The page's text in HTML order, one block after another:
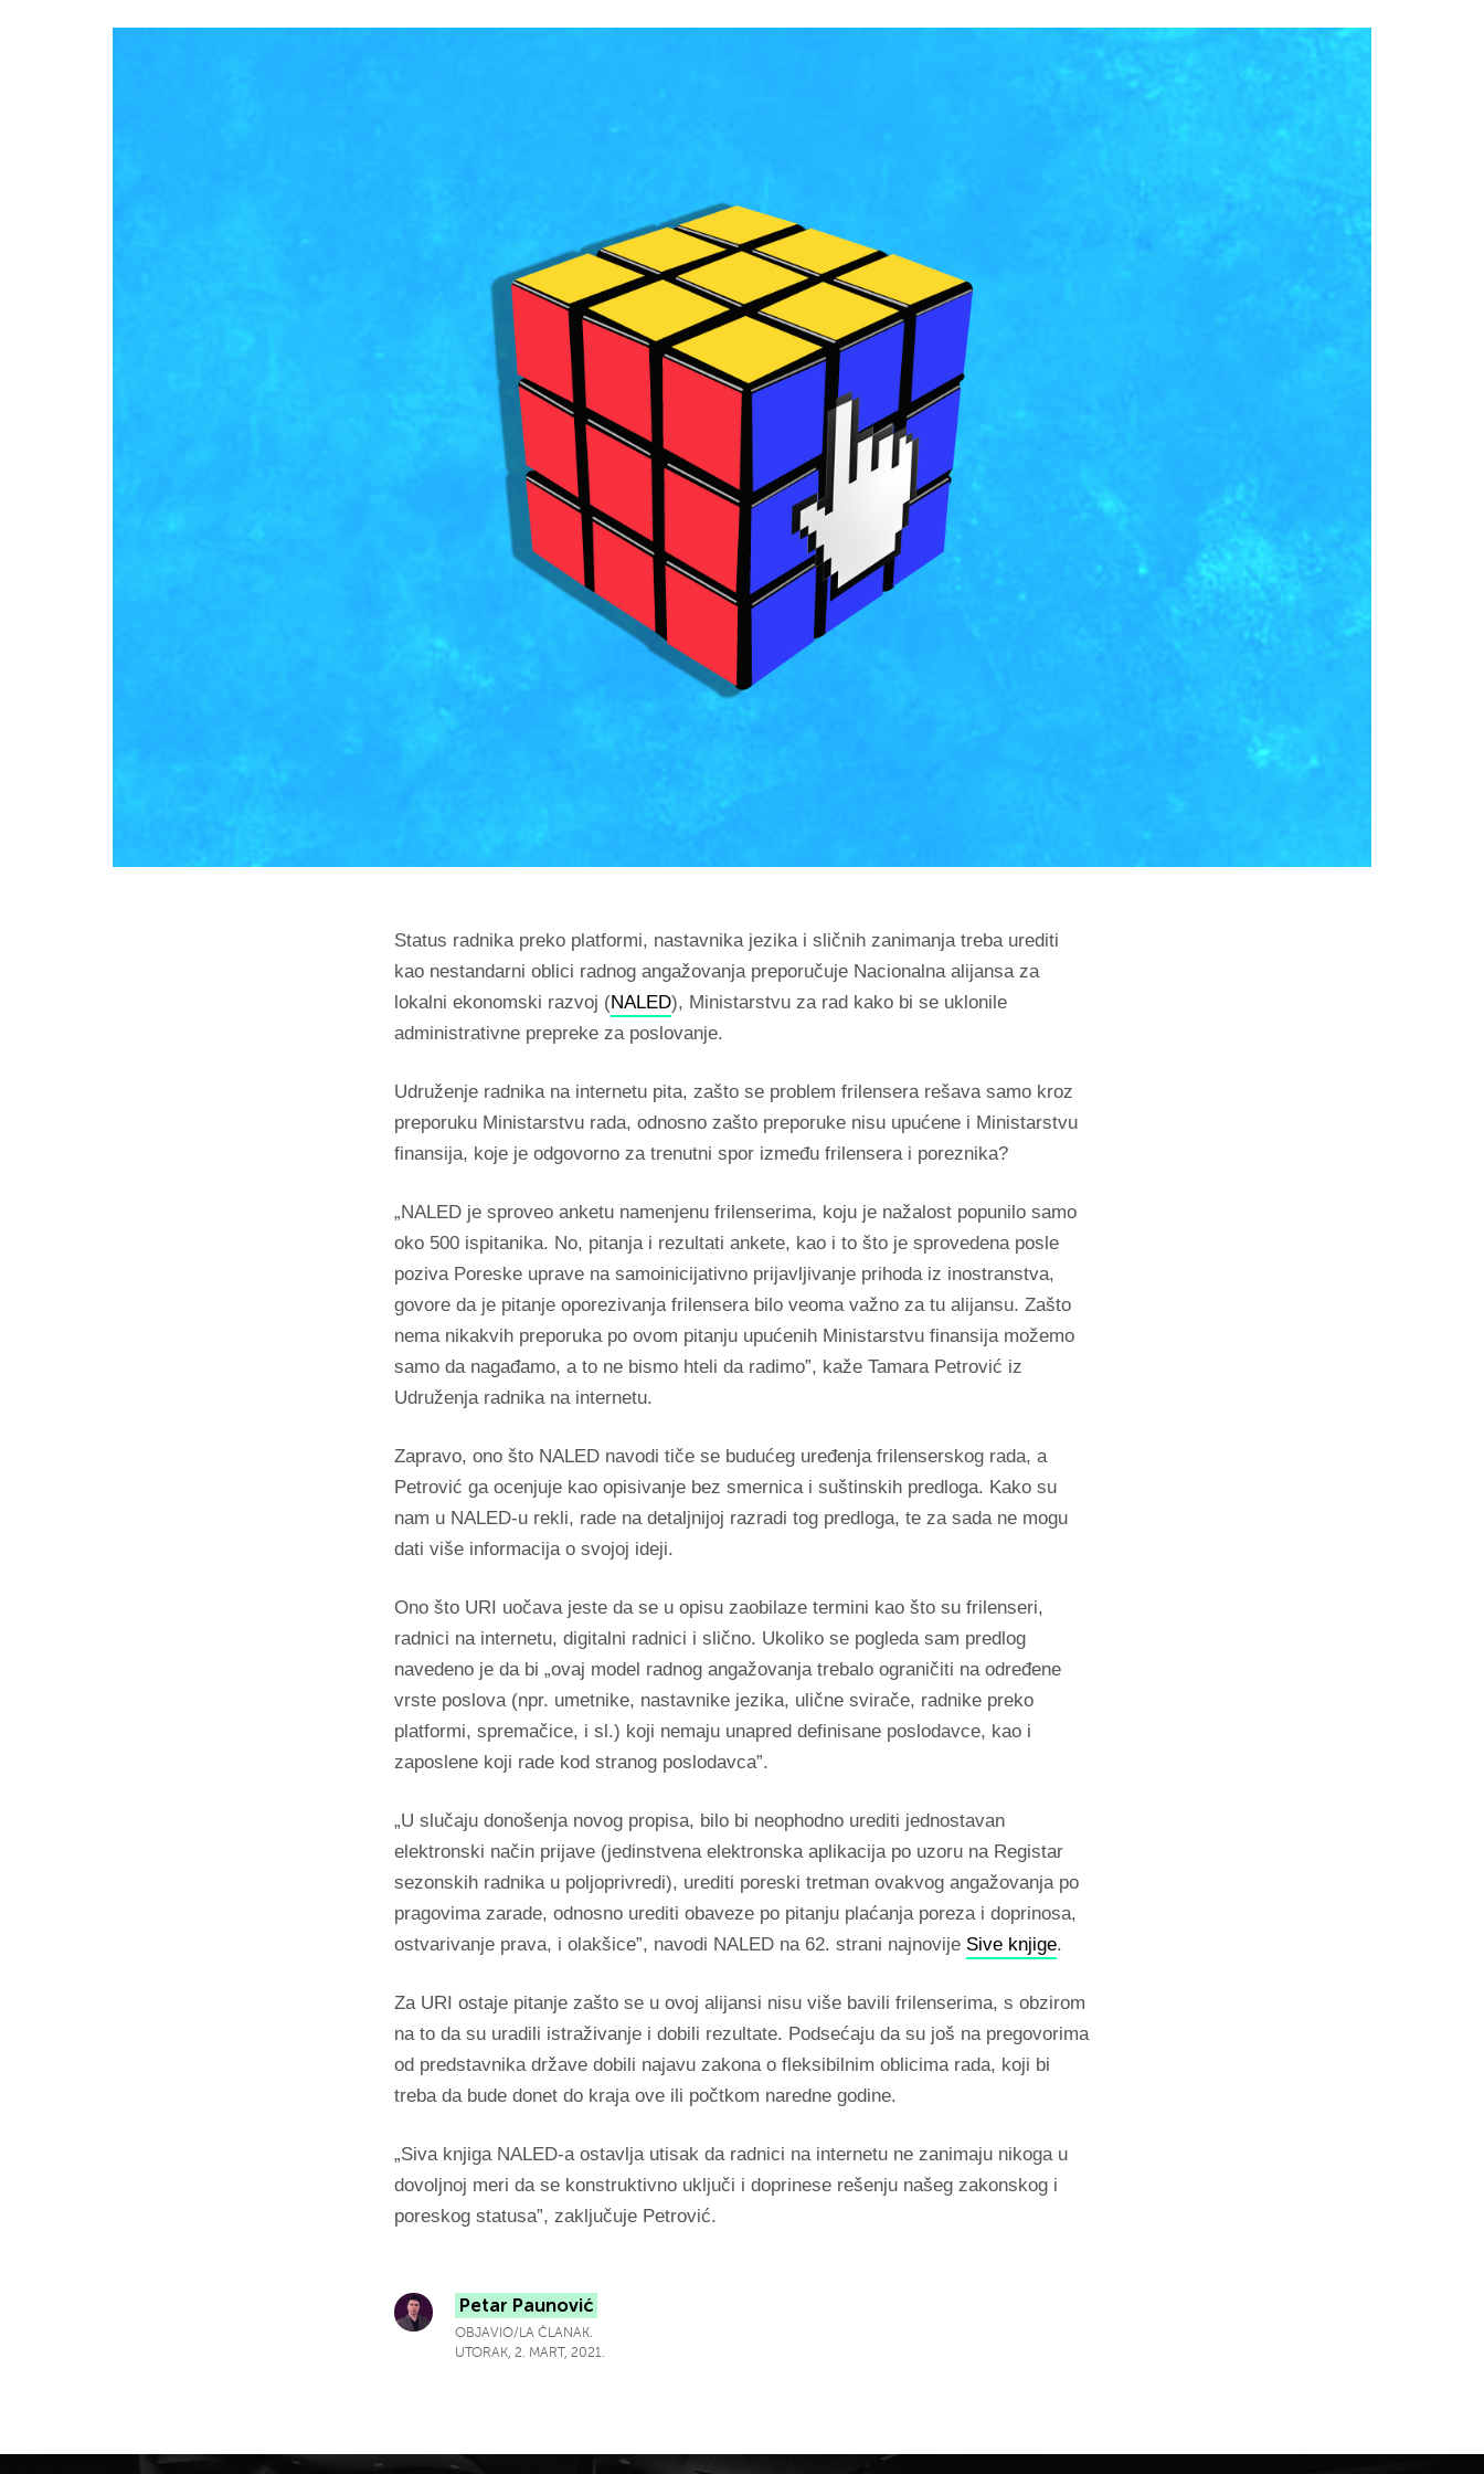
Status radnika preko platformi, nastavnika jezika i sličnih zanimanja treba urediti
kao nestandarni oblici radnog angažovanja preporučuje Nacionalna alijansa za
lokalni ekonomski razvoj (NALED), Ministarstvu za rad kako bi se uklonile
administrativne prepreke za poslovanje.
Udruženje radnika na internetu pita, zašto se problem frilensera rešava samo kroz
preporuku Ministarstvu rada, odnosno zašto preporuke nisu upućene i Ministarstvu
finansija, koje je odgovorno za trenutni spor između frilensera i poreznika?
„NALED je sproveo anketu namenjenu frilenserima, koju je nažalost popunilo samo
oko 500 ispitanika. No, pitanja i rezultati ankete, kao i to što je sprovedena posle
poziva Poreske uprave na samoinicijativno prijavljivanje prihoda iz inostranstva,
govore da je pitanje oporezivanja frilensera bilo veoma važno za tu alijansu. Zašto
nema nikakvih preporuka po ovom pitanju upućenih Ministarstvu finansija možemo
samo da nagađamo, a to ne bismo hteli da radimo”, kaže Tamara Petrović iz
Udruženja radnika na internetu.
Zapravo, ono što NALED navodi tiče se budućeg uređenja frilenserskog rada, a
Petrović ga ocenjuje kao opisivanje bez smernica i suštinskih predloga. Kako su
nam u NALED-u rekli, rade na detaljnijoj razradi tog predloga, te za sada ne mogu
dati više informacija o svojoj ideji.
Ono što URI uočava jeste da se u opisu zaobilaze termini kao što su frilenseri,
radnici na internetu, digitalni radnici i slično. Ukoliko se pogleda sam predlog
navedeno je da bi „ovaj model radnog angažovanja trebalo ograničiti na određene
vrste poslova (npr. umetnike, nastavnike jezika, ulične svirače, radnike preko
platformi, spremačice, i sl.) koji nemaju unapred definisane poslodavce, kao i
zaposlene koji rade kod stranog poslodavca”.
„U slučaju donošenja novog propisa, bilo bi neophodno urediti jednostavan
elektronski način prijave (jedinstvena elektronska aplikacija po uzoru na Registar
sezonskih radnika u poljoprivredi), urediti poreski tretman ovakvog angažovanja po
pragovima zarade, odnosno urediti obaveze po pitanju plaćanja poreza i doprinosa,
ostvarivanje prava, i olakšice”, navodi NALED na 62. strani najnovije Sive knjige.
Za URI ostaje pitanje zašto se u ovoj alijansi nisu više bavili frilenserima, s obzirom
na to da su uradili istraživanje i dobili rezultate. Podsećaju da su još na pregovorima
od predstavnika države dobili najavu zakona o fleksibilnim oblicima rada, koji bi
treba da bude donet do kraja ove ili počtkom naredne godine.
„Siva knjiga NALED-a ostavlja utisak da radnici na internetu ne zanimaju nikoga u
dovoljnoj meri da se konstruktivno uključi i doprinese rešenju našeg zakonskog i
poreskog statusa”, zaključuje Petrović.
Petar Paunović
OBJAVIO/LA ČLANAK.
UTORAK, 2. MART, 2021.